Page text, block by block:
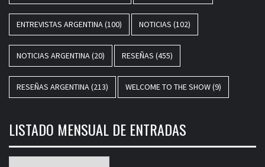
ENTREVISTAS ARGENTINA(100) NOTICIAS (102)
NOTICIAS ARGENTINA(20) RESEÑAS (455)
RESEÑAS ARGENTINA(213) WELCOME TO THE SHOW(9)
LISTADO MENSUAL DE ENTRADAS